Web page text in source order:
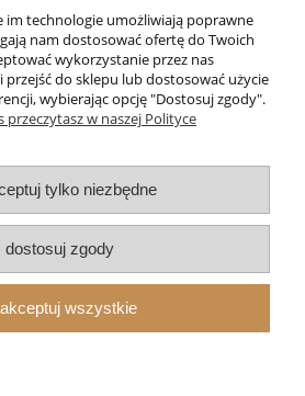
Pomoc
Moje konto
O nas
im technologie umożliwiają poprawne
nam dostosować ofertę do Twoich
wykorzystanie przez nas
do sklepu lub dostosować użycie
wybierając opcję "Dostosuj zgody".
przeczytasz w naszej Polityce
tylko niezbędne
dostosuj zgody
wszystkie